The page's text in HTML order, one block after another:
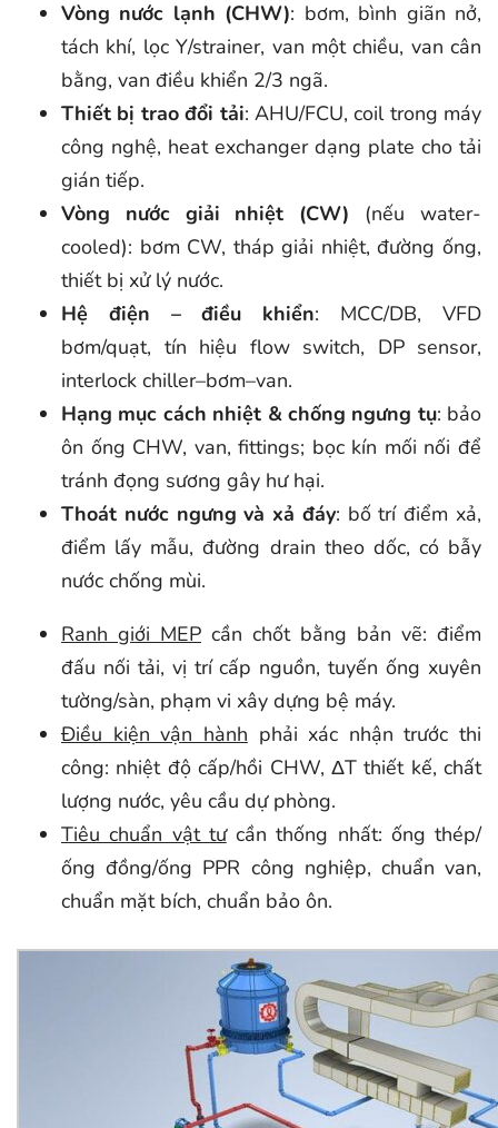
Vòng nước lạnh (CHW): bơm, bình giãn nở,
tách khí, lọc Y/strainer, van một chiều, van cân
bằng, van điều khiển 2/3 ngã.
Thiết bị trao đổi tải: AHU/FCU, coil trong máy
công nghệ, heat exchanger dạng plate cho tải
gián tiếp.
Vòng nước giải nhiệt (CW) (nếu water-
cooled): bơm CW, tháp giải nhiệt, đường ống,
thiết bị xử lý nước.
Hệ điện – điều khiển: MCC/DB, VFD
bơm/quạt, tín hiệu flow switch, DP sensor,
interlock chiller–bơm–van.
Hạng mục cách nhiệt & chống ngưng tụ: bảo
ôn ống CHW, van, fittings; bọc kín mối nối để
tránh đọng sương gây hư hại.
Thoát nước ngưng và xả đáy: bố trí điểm xả,
điểm lấy mẫu, đường drain theo dốc, có bẫy
nước chống mùi.
Ranh giới MEP cần chốt bằng bản vẽ: điểm
đấu nối tải, vị trí cấp nguồn, tuyến ống xuyên
tường/sàn, phạm vi xây dựng bệ máy.
Điều kiện vận hành phải xác nhận trước thi
công: nhiệt độ cấp/hồi CHW, ΔT thiết kế, chất
lượng nước, yêu cầu dự phòng.
Tiêu chuẩn vật tưcần thống nhất: ống thép/
ống đồng/ống PPR công nghiệp, chuẩn van,
chuẩn mặt bích, chuẩn bảo ôn.